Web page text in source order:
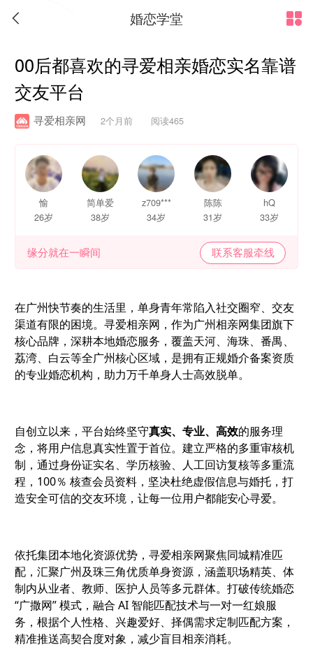
 婚恋学堂
00后都喜欢的寻爱相亲婚恋实名靠谱
交友平台
寻爱相亲网 2个月前 阅读465
愉
26岁
简单爱
38岁
z709***
34岁
陈陈
31岁
hQ
33岁
缘分就在一瞬间 联系客服牵线
在广州快节奏的生活里，单身青年常陷入社交圈窄、交友
渠道有限的困境。寻爱相亲网，作为广州相亲网集团旗下
核心品牌，深耕本地婚恋服务，覆盖天河、海珠、番禺、
荔湾、白云等全广州核心区域，是拥有正规婚介备案资质
的专业婚恋机构，助力万千单身人士高效脱单。
自创立以来，平台始终坚守真实、专业、高效的服务理
念，将用户信息真实性置于首位。建立严格的多重审核机
制，通过身份证实名、学历核验、人工回访复核等多重流
程，100％ 核查会员资料，坚决杜绝虚假信息与婚托，打
造安全可信的交友环境，让每一位用户都能安心寻爱。
依托集团本地化资源优势，寻爱相亲网聚焦同城精准匹
配，汇聚广州及珠三角优质单身资源，涵盖职场精英、体
制内从业者、教师、医护人员等多元群体。打破传统婚恋
“广撒网” 模式，融合 AI 智能匹配技术与一对一红娘服
务，根据个人性格、兴趣爱好、择偶需求定制匹配方案，
精准推送高契合度对象，减少盲目相亲消耗。
